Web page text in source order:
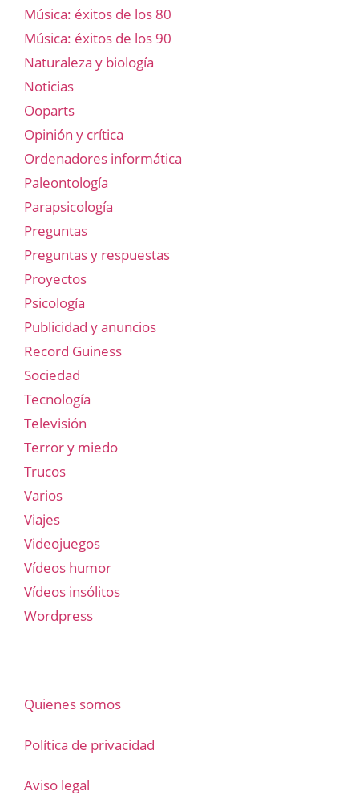
Música: éxitos de los 80
Música: éxitos de los 90
Naturaleza y biología
Noticias
Ooparts
Opinión y crítica
Ordenadores informática
Paleontología
Parapsicología
Preguntas
Preguntas y respuestas
Proyectos
Psicología
Publicidad y anuncios
Record Guiness
Sociedad
Tecnología
Televisión
Terror y miedo
Trucos
Varios
Viajes
Videojuegos
Vídeos humor
Vídeos insólitos
Wordpress
Quienes somos
Política de privacidad
Aviso legal